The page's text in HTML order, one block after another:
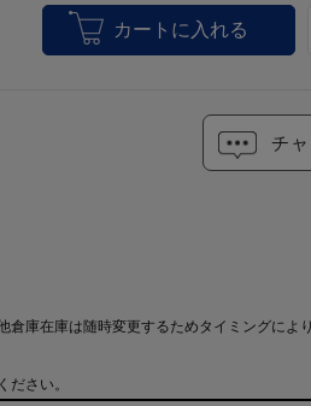
チ
倉庫在庫は随時変更するためタイミングによ
ださい。